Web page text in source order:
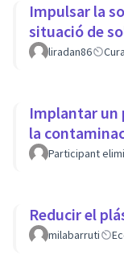
Impulsar la
situació de
liradan86
Implantar un
la
Participant
Reducir el
milabarruti